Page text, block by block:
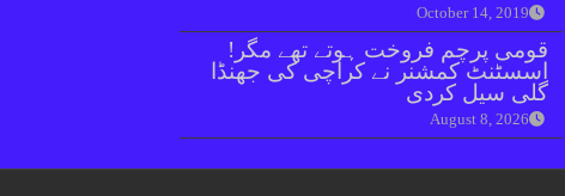
October 14, 2019
قومی پرچم فروخت ہوتے تھے مگر!
اسسٹنٹ کمشنر نے کراچی کی جھنڈا
گلی سیل کردی
August 8, 2026